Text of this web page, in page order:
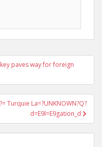
paves way for foreign
Turquie La=?UNKNOWN?Q?
d=E9l=E9gation_d